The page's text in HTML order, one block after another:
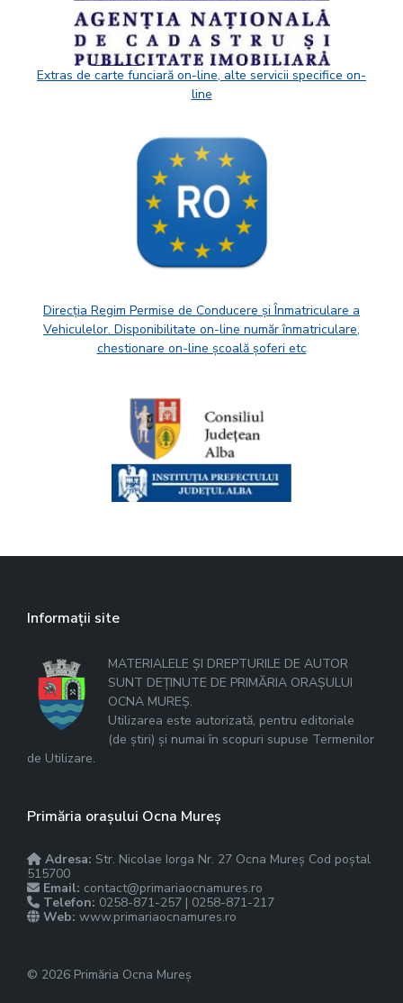
Extras de carte funciară on-line, alte servicii specifice on-
line
Direcția Regim Permise de Conducere și Înmatriculare a
Vehiculelor. Disponibilitate on-line număr înmatriculare,
chestionare on-line școală șoferi etc
Informații site
MATERIALELE ȘI DREPTURILE DE AUTOR
SUNT DEȚINUTE DE PRIMĂRIA ORAȘULUI
OCNA MUREȘ.
Utilizarea este autorizată, pentru editoriale
(de știri) și numai în scopuri supuse Termenilor
de Utilizare.
Primăria orașului Ocna Mureș
Adresa: Str. Nicolae Iorga Nr. 27 Ocna Mureș Cod poștal
515700
Email: contact@primariaocnamures.ro
Telefon: 0258-871-257 | 0258-871-217
Web: www.primariaocnamures.ro
© 2026 Primăria Ocna Mureș